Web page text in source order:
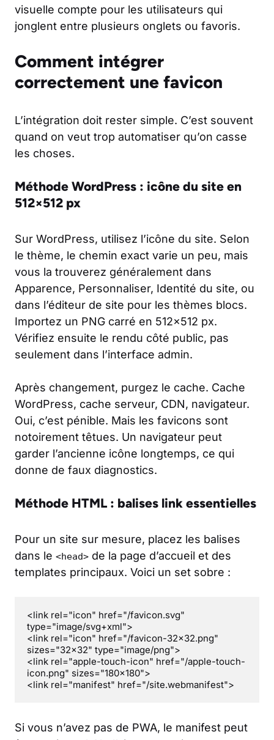
visuelle compte pour les utilisateurs qui
jonglent entre plusieurs onglets ou favoris.
Comment intégrer
correctement une favicon
L’intégration doit rester simple. C’est souvent
quand on veut trop automatiser qu’on casse
les choses.
Méthode WordPress : icône du site en
512×512 px
Sur WordPress, utilisez l’icône du site. Selon
le thème, le chemin exact varie un peu, mais
vous la trouverez généralement dans
Apparence, Personnaliser, Identité du site, ou
dans l’éditeur de site pour les thèmes blocs.
Importez un PNG carré en 512×512 px.
Vérifiez ensuite le rendu côté public, pas
seulement dans l’interface admin.
Après changement, purgez le cache. Cache
WordPress, cache serveur, CDN, navigateur.
Oui, c’est pénible. Mais les favicons sont
notoirement têtues. Un navigateur peut
garder l’ancienne icône longtemps, ce qui
donne de faux diagnostics.
Méthode HTML : balises link essentielles
Pour un site sur mesure, placez les balises
dans le <head> de la page d’accueil et des
templates principaux. Voici un set sobre :
<link rel="icon" href="/favicon.svg"
type="image/svg+xml">
<link rel="icon" href="/favicon-32x32.png"
sizes="32x32" type="image/png">
<link rel="apple-touch-icon" href="/apple-touch-
icon.png" sizes="180x180">
<link rel="manifest" href="/site.webmanifest">
Si vous n’avez pas de PWA, le manifest peut